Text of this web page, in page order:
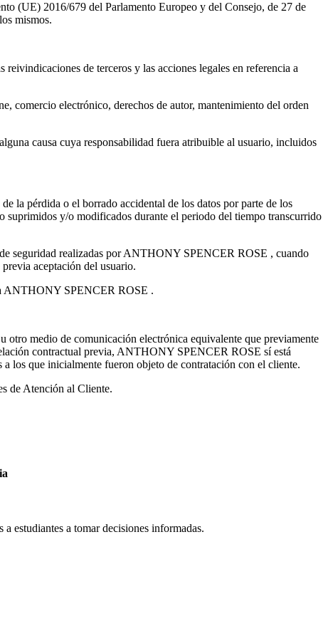
(UE) 2016/679 del Parlamento Europeo y del Consejo, de 27 de
mismos.
de terceros y las acciones legales en referencia a
comercio electrónico, derechos de autor, mantenimiento del orden
causa cuya responsabilidad fuera atribuible al usuario, incluidos
la pérdida o el borrado accidental de los datos por parte de los
suprimidos y/o modificados durante el periodo del tiempo transcurrido
seguridad realizadas por ANTHONY SPENCER ROSE , cuando
aceptación del usuario.
a ANTHONY SPENCER ROSE .
medio de comunicación electrónica equivalente que previamente
contractual previa, ANTHONY SPENCER ROSE sí está
los que inicialmente fueron objeto de contratación con el cliente.
de Atención al Cliente.
estudiantes a tomar decisiones informadas.